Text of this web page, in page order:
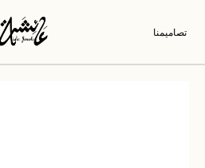
تصاميمنا